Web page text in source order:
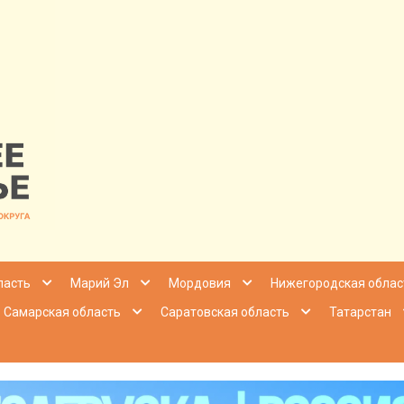
|Марий Эл Мордовия
Нижегородская
Самарская область Саратовская область
Татарстан